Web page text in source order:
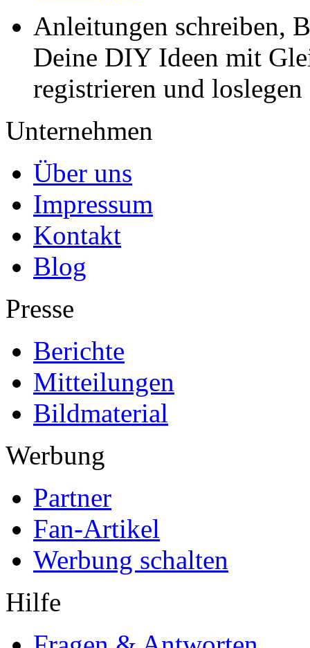
Anleitungen schreiben,
Deine DIY Ideen mit
registrieren und loslegen
Unternehmen
Über uns
Impressum
Kontakt
Blog
Presse
Berichte
Mitteilungen
Bildmaterial
Werbung
Partner
Fan-Artikel
Werbung schalten
Hilfe